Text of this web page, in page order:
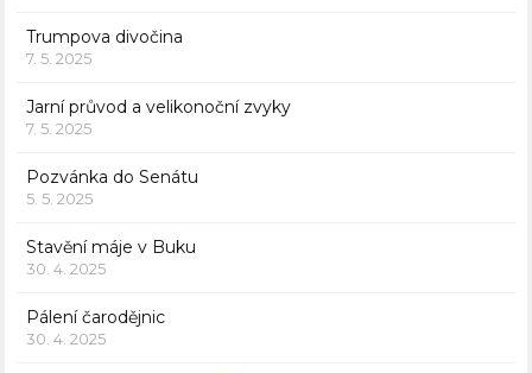
Trumpova divočina
7. 5. 2025
Jarní průvod a velikonoční zvyky
7. 5. 2025
Pozvánka do Senátu
5. 5. 2025
Stavění máje v Buku
30. 4. 2025
Pálení čarodějnic
30. 4. 2025